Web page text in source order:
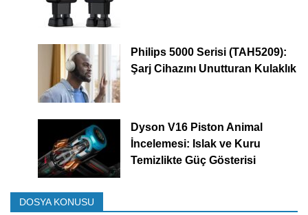
Philips 5000 Serisi (TAH5209):
Şarj Cihazını Unutturan Kulaklık
Dyson V16 Piston Animal
İncelemesi: Islak ve Kuru
Temizlikte Güç Gösterisi
DOSYA KONUSU